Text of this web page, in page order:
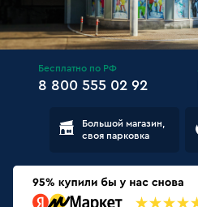
Бесплатно по РФ
8 800 555 02 92
Большой магазин,
своя парковка